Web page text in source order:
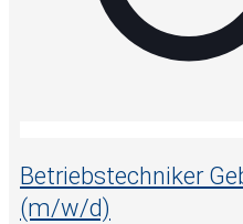
Betriebstechniker
(m/w/d)